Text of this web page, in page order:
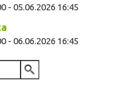
- 05.06.2026 16:45
- 06.06.2026 16:45